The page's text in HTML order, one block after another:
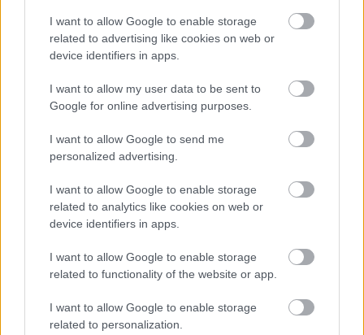
I want to allow Google to enable storage
related to advertising like cookies on web or
device identifiers in apps.
I want to allow my user data to be sent to
Google for online advertising purposes.
I want to allow Google to send me
personalized advertising.
I want to allow Google to enable storage
related to analytics like cookies on web or
device identifiers in apps.
I want to allow Google to enable storage
related to functionality of the website or app.
I want to allow Google to enable storage
related to personalization.
Halten Sie einen Ausweichplan für die
Wasserentnahme oder die Benutzung der Toilette
bereit, wenn Ihr Heimwerkerprojekt Sanitäranlagen
umfasst. Es ist unmöglich vorherzusagen, wie lange
es dauern wird, ein neues Waschbecken zu
installieren odereine Reihe anderer Sanitärprojekte
durchzuführen. Auch wenn Sie davon ausgehen,
dass Sie am Ende des Tages fertig sein werden,
sollten Sie für den Fall der Fälle einen Ausweichplan
erstellen. Sie möchten nicht, dass Ihre Familie ohne
diese Dinge dasteht.
Es kommt vor, dass ein Hausbesitzer ein Projekt in
Angriff nimmt, das seine Fähigkeiten übersteigt. In
diesem Fall können Heimwerkerarbeiten am Ende
gestellt hätte. Wie dieser Artikel gezeigt hat, ist es
immer ratsam, sich zu informieren und